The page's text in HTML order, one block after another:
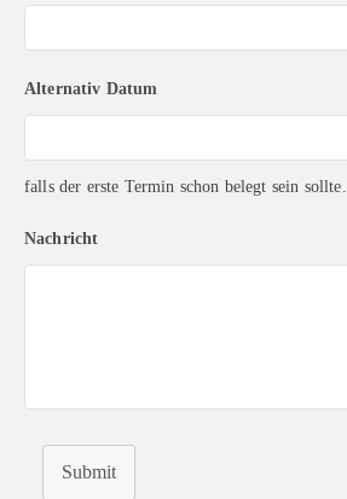
Alternativ Datum
falls der erste Termin schon belegt sein sollte.
Nachricht
Submit